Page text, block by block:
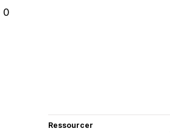
0
Ressourcer